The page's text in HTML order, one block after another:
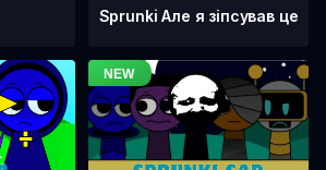
Sprunki Але я зіпсував це